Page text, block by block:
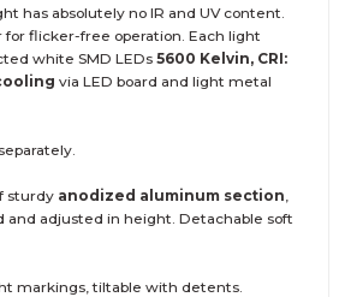
has absolutely no IR and UV content.
flicker-free operation. Each light
white SMD LEDs 5600 Kelvin, CRI:
via LED board and light metal
sturdy anodized aluminum section,
and adjusted in height. Detachable soft
markings, tiltable with detents.